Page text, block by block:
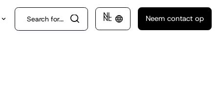
NL
NL  Neem contact op